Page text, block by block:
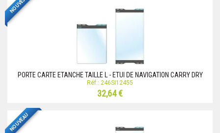
PORTE CARTE ETANCHE TAILLE L - ETUI DE NAVIGATION CARRY DRY
Réf.: 246SI12455
32,64 €
NOUVEAU